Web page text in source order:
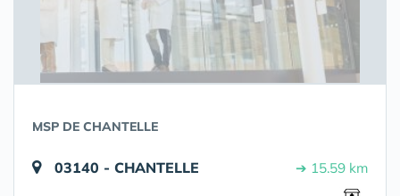
MSP DE CHANTELLE
03140 - CHANTELLE ➔ 15.59 km